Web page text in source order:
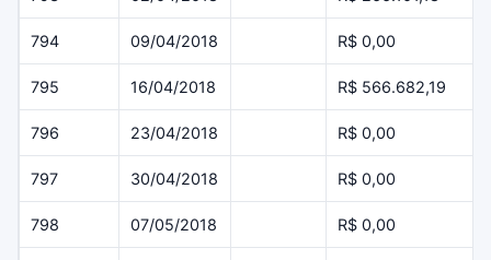
794 09/04/2018 R$ 0,00
795 16/04/2018 R$ 566.682,19
796 23/04/2018 R$ 0,00
797 30/04/2018 R$ 0,00
798 07/05/2018 R$ 0,00